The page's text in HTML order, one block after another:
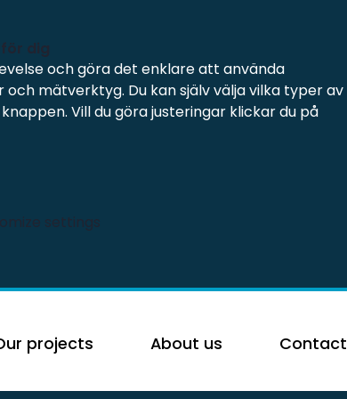
och göra det enklare att använda
mätverktyg. Du kan själv välja vilka typer av
Vill du göra justeringar klickar du på
projects About us Contact